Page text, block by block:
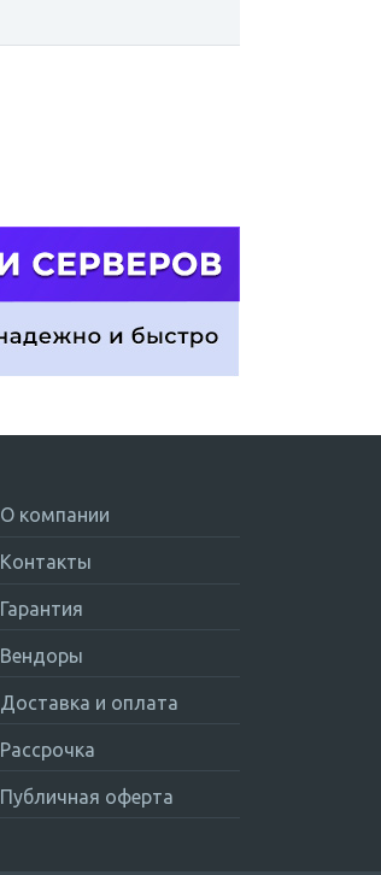
О компании
Контакты
Гарантия
Вендоры
Доставка и оплата
Рассрочка
Публичная оферта